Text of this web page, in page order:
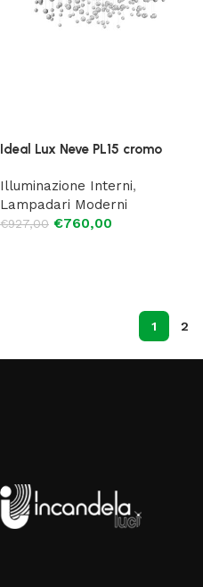
Ideal Lux Neve PL15 cromo
Illuminazione Interni,
Lampadari Moderni
€927,00 €760,00
1 2